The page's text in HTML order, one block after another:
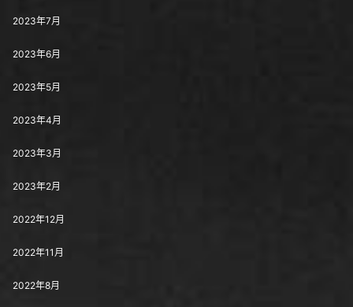
2023年7月
2023年6月
2023年5月
2023年4月
2023年3月
2023年2月
2022年12月
2022年11月
2022年8月